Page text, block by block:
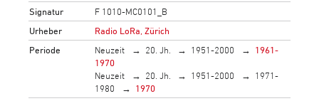
Signatur
F 1010-MC0101_B
Urheber
Radio LoRa, Zürich
Periode
Neuzeit 20. Jh. 1951-2000
1961-
1970
Neuzeit
20. Jh. 1951-2000
1971-
1980
1970